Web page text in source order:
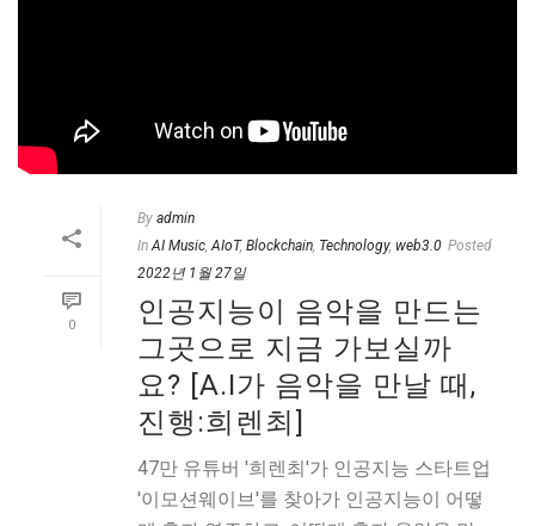
0
By admin
In AI Music AIoT, Blockchain Technology, web3.0 Posted
2022년 1월 27일
인공지능이 음악을 만드는
그곳으로 지금 가보실까
요? [A.I가 음악을 만날 때,
진행:희렌최]
47만 유튜버 '희렌최'가 인공지능 스타트업
'이모션웨이브'를 찾아가 인공지능이 어떻